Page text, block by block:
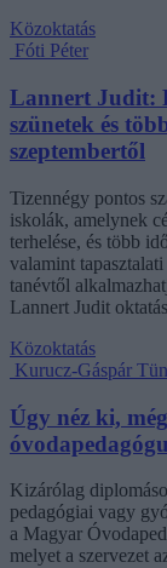
Közoktatás
Fóti Péter
Lannert Judit:
szünetek és
szeptembertől
Tizennégy pontos
iskolák, amelynek
terhelése, és több
valamint
tanévtől
Lannert Judit
Közoktatás
Kurucz-Gáspár
Úgy néz ki,
Kizárólag
pedagógiai vagy
a Magyar
melyet a szervezet